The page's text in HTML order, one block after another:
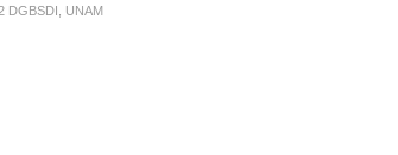
DGBSDI, UNAM